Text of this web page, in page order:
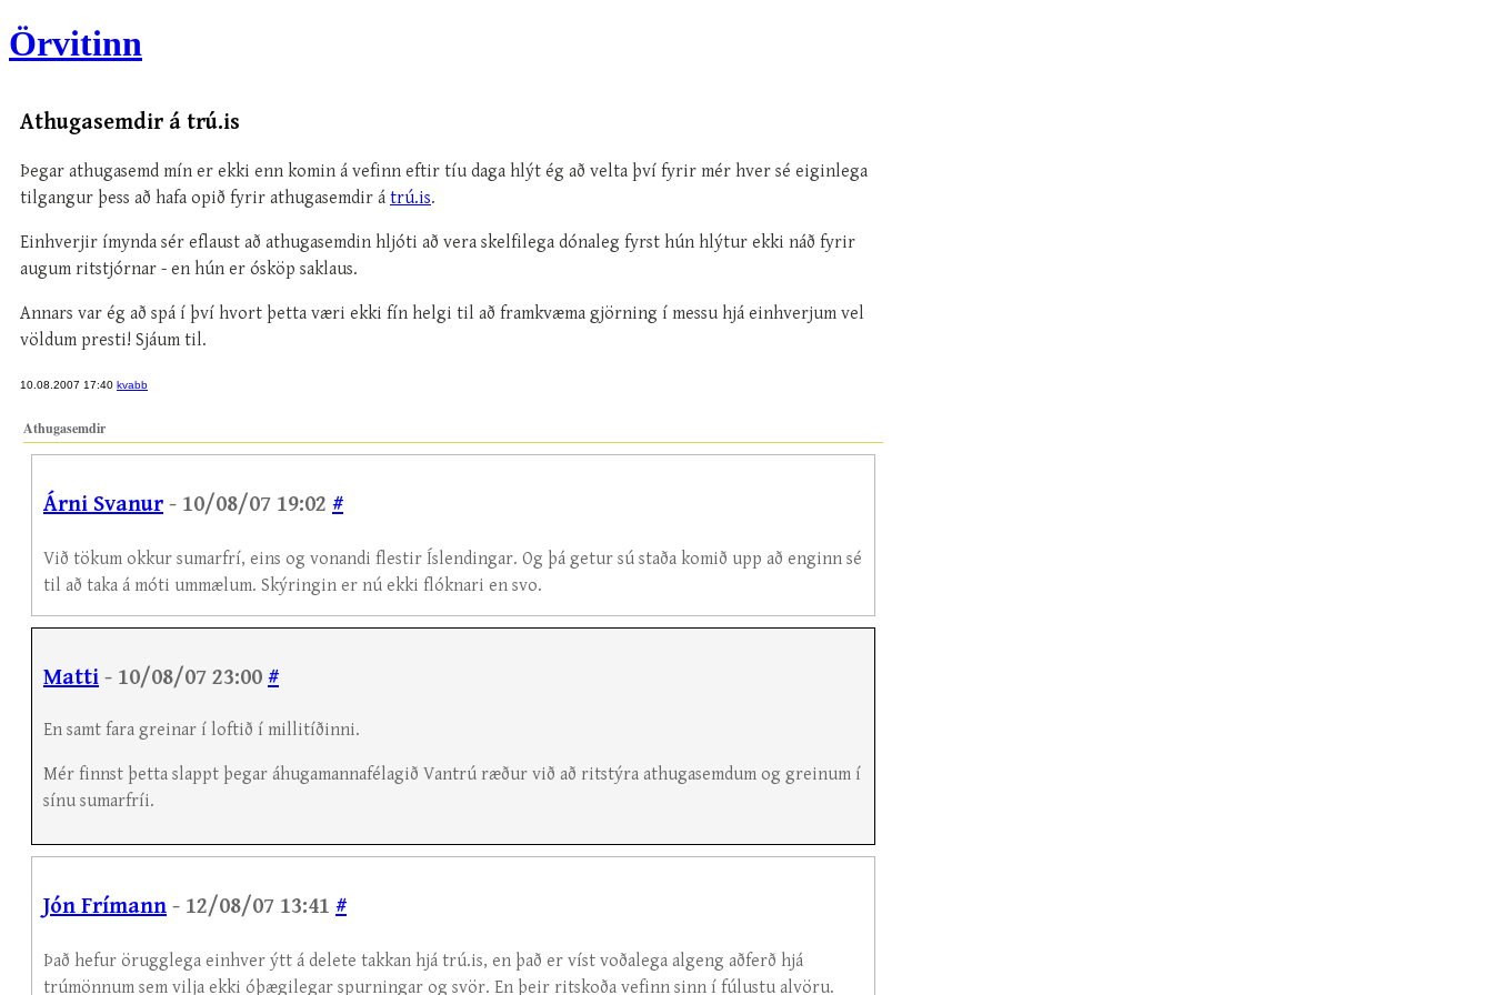
Örvitinn
Athugasemdir á trú.is
Þegar athugasemd mín er ekki enn komin á vefinn eftir tíu daga hlýt ég að velta því fyrir mér hver sé eiginlega
tilgangur þess að hafa opið fyrir athugasemdir á trú.is.
Einhverjir ímynda sér eflaust að athugasemdin hljóti að vera skelfilega dónaleg fyrst hún hlýtur ekki náð fyrir
augum ritstjórnar - en hún er ósköp saklaus.
Annars var ég að spá í því hvort þetta væri ekki fín helgi til að framkvæma gjörning í messu hjá einhverjum vel
völdum presti! Sjáum til.
10.08.2007 17:40 kvabb
Athugasemdir
Árni Svanur - 10/08/07 19:02 #
Við tökum okkur sumarfrí, eins og vonandi flestir Íslendingar. Og þá getur sú staða komið upp að enginn sé
til að taka á móti ummælum. Skýringin er nú ekki flóknari en svo.
Matti - 10/08/07 23:00 #
En samt fara greinar í loftið í millitíðinni.
Mér finnst þetta slappt þegar áhugamannafélagið Vantrú ræður við að ritstýra athugasemdum og greinum í
sínu sumarfríi.
Jón Frímann - 12/08/07 13:41 #
Það hefur örugglega einhver ýtt á delete takkan hjá trú.is, en það er víst voðalega algeng aðferð hjá
trúmönnum sem vilja ekki óþægilegar spurningar og svör. En þeir ritskoða vefinn sinn í fúlustu alvöru.